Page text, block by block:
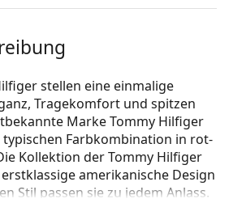
stellen eine einmalige
Tragekomfort und spitzen
Marke Tommy Hilfiger
Farbkombination in rot-
Kollektion der Tommy Hilfiger
amerikanische Design
Stil passen sie zu jedem Anlass.